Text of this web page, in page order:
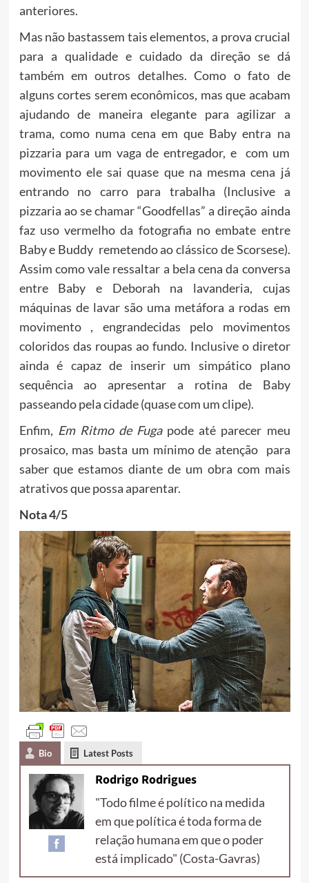
anteriores.
Mas não bastassem tais elementos, a prova crucial
para a qualidade e cuidado da direção se dá
também em outros detalhes. Como o fato de
alguns cortes serem econômicos, mas que acabam
ajudando de maneira elegante para agilizar a
trama, como numa cena em que Baby entra na
pizzaria para um vaga de entregador, e com um
movimento ele sai quase que na mesma cena já
entrando no carro para trabalha (Inclusive a
pizzaria ao se chamar “Goodfellas” a direção ainda
faz uso vermelho da fotografia no embate entre
Baby e Buddy remetendo ao clássico de Scorsese).
Assim como vale ressaltar a bela cena da conversa
entre Baby e Deborah na lavanderia, cujas
máquinas de lavar são uma metáfora a rodas em
movimento , engrandecidas pelo movimentos
coloridos das roupas ao fundo. Inclusive o diretor
ainda é capaz de inserir um simpático plano
sequência ao apresentar a rotina de Baby
passeando pela cidade (quase com um clipe).
Enfim, Em Ritmo de Fugapode até parecer meu
prosaico, mas basta um mínimo de atenção para
saber que estamos diante de um obra com mais
atrativos que possa aparentar.
Nota 4/5
Bio Latest Posts
Rodrigo Rodrigues
"Todo filme é político na medida
em que política é toda forma de
relação humana em que o poder
está implicado" (Costa-Gavras)